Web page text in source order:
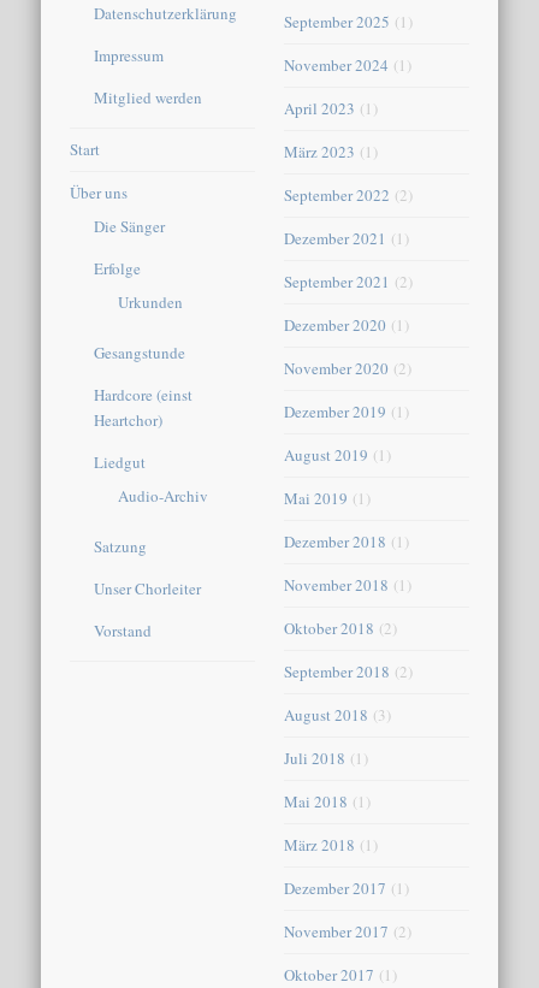
Datenschutzerklärung
Impressum
Mitglied werden
Start
Über uns
Die Sänger
Erfolge
Urkunden
Gesangstunde
Hardcore (einst
Heartchor)
Liedgut
Audio-Archiv
Satzung
Unser Chorleiter
Vorstand
September 2025 (1)
November 2024 (1)
April 2023 (1)
März 2023 (1)
September 2022 (2)
Dezember 2021 (1)
September 2021 (2)
Dezember 2020 (1)
November 2020 (2)
Dezember 2019 (1)
August 2019 (1)
Mai 2019 (1)
Dezember 2018 (1)
November 2018 (1)
Oktober 2018 (2)
September 2018 (2)
August 2018 (3)
Juli 2018 (1)
Mai 2018 (1)
März 2018 (1)
Dezember 2017 (1)
November 2017 (2)
Oktober 2017 (1)